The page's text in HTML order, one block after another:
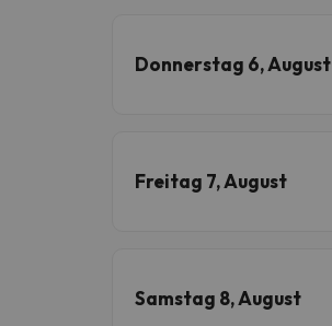
Donnerstag 6, August
Freitag 7, August
Samstag 8, August